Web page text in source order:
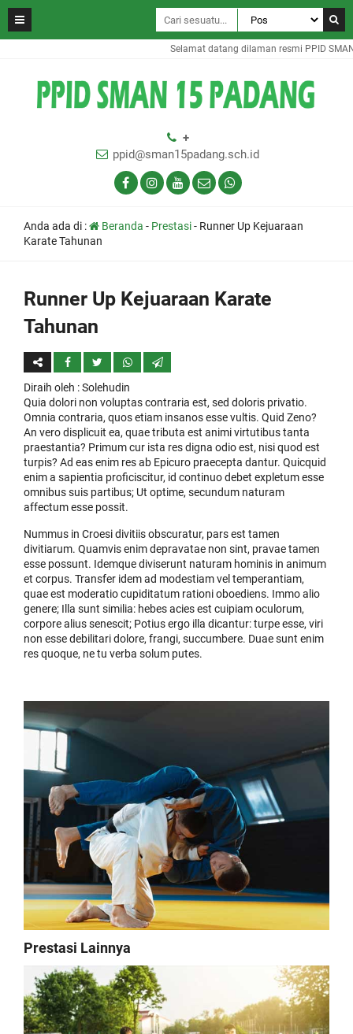
Selamat datang dilaman resmi PPID SMAN
+
ppid@sman15padang.sch.id
Anda ada di : Beranda - Prestasi- Runner Up Kejuaraan
Karate Tahunan
Runner Up Kejuaraan Karate
Tahunan
Diraih oleh : Solehudin
Quia dolori non voluptas contraria est, sed doloris privatio.
Omnia contraria, quos etiam insanos esse vultis. Quid Zeno?
An vero displicuit ea, quae tributa est animi virtutibus tanta
praestantia? Primum cur ista res digna odio est, nisi quod est
turpis? Ad eas enim res ab Epicuro praecepta dantur. Quicquid
enim a sapientia proficiscitur, id continuo debet expletum esse
omnibus suis partibus; Ut optime, secundum naturam
affectum esse possit.
Nummus in Croesi divitiis obscuratur, pars est tamen
divitiarum. Quamvis enim depravatae non sint, pravae tamen
esse possunt. Idemque diviserunt naturam hominis in animum
et corpus. Transfer idem ad modestiam vel temperantiam,
quae est moderatio cupiditatum rationi oboediens. Immo alio
genere; Illa sunt similia: hebes acies est cuipiam oculorum,
corpore alius senescit; Potius ergo illa dicantur: turpe esse, viri
non esse debilitari dolore, frangi, succumbere. Duae sunt enim
res quoque, ne tu verba solum putes.
Prestasi Lainnya